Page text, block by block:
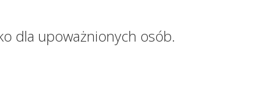
dla upoważnionych osób.